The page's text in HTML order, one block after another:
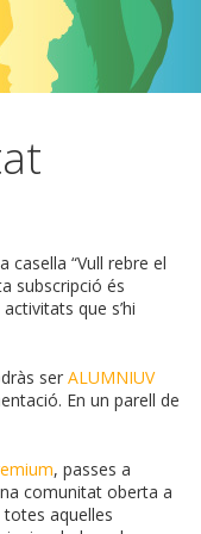
casella “Vull rebre el
subscripció és
que s’hi
ser ALUMNIUV
En un parell de
, passes a
comunitat oberta a
aquelles